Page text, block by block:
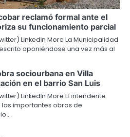
reclamó formal ante el
su funcionamiento parcial
LinkedIn More La Municipalidad
oponiéndose una vez más al
sociourbana en Villa
en el barrio San Luis
LinkedIn More El intendente
las importantes obras de